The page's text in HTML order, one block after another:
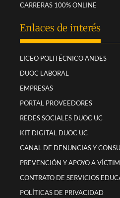
CARRERAS 100% ONLINE
Enlaces de interés
LICEO POLITÉCNICO ANDES
DUOC LABORAL
EMPRESAS
PORTAL PROVEEDORES
REDES SOCIALES DUOC UC
KIT DIGITAL DUOC UC
CANAL DE DENUNCIAS Y
PREVENCIÓN Y APOYO A
CONTRATO DE SERVICIOS
POLÍTICAS DE PRIVACIDAD